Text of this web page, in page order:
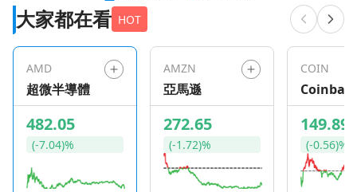
大家都在看 HOT
AMD
超微半導體
482.05
(-7.04)%
AMZN
亞馬遜
272.65
(-1.72)%
COIN
Global
149.89
(-0.56)%